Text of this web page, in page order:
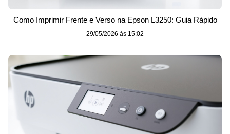
Como Imprimir Frente e Verso na Epson L3250: Guia Rápido
29/05/2026 às 15:02